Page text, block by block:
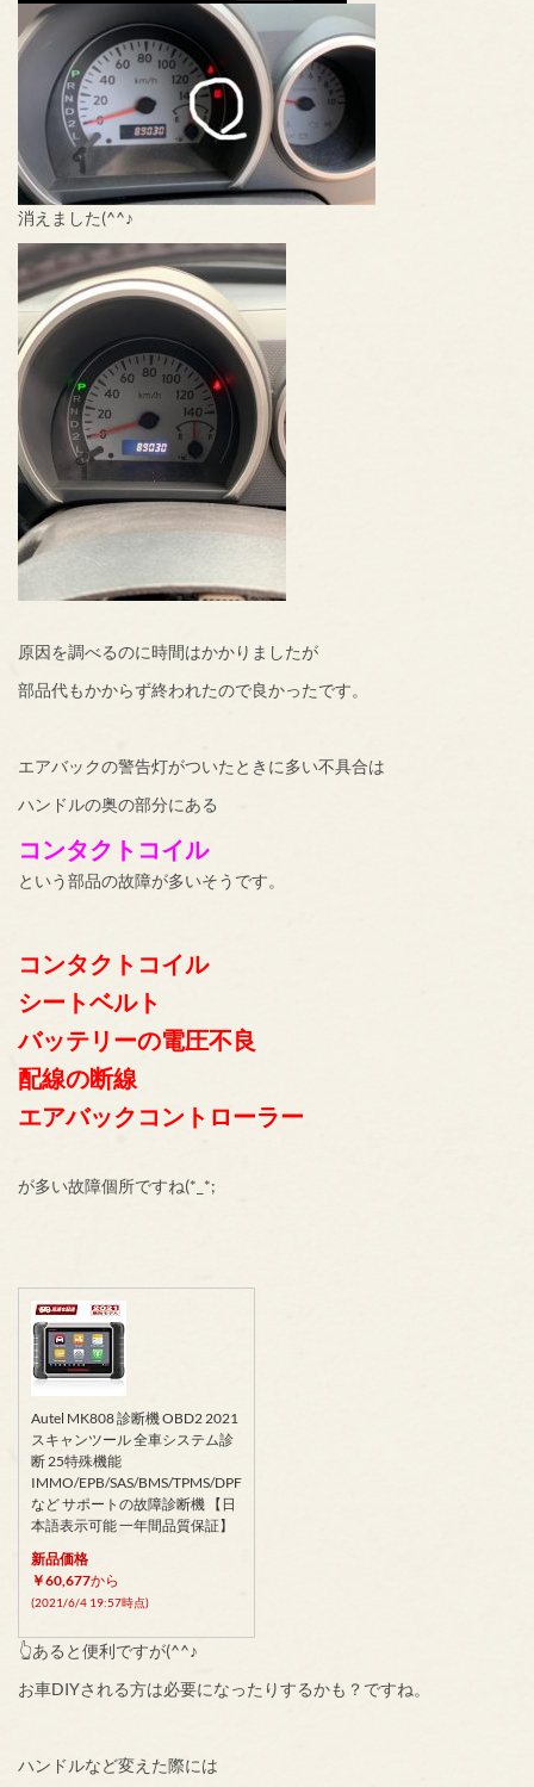
消えました(^^♪
原因を調べるのに時間はかかりましたが
部品代もかからず終われたので良かったです。
エアバックの警告灯がついたときに多い不具合は
ハンドルの奥の部分にある
コンタクトコイル
という部品の故障が多いそうです。
コンタクトコイル
シートベルト
バッテリーの電圧不良
配線の断線
エアバックコントローラー
が多い故障個所ですね(*_*;
Autel MK808 診断機 OBD2 2021
スキャンツール 全車システム診
断 25特殊機能
IMMO/EPB/SAS/BMS/TPMS/DPF
など サポートの故障診断機 【日
本語表示可能 一年間品質保証】
新品価格
￥60,677から
(2021/6/4 19:57時点)
👆あると便利ですが(^^♪
お車DIYされる方は必要になったりするかも？ですね。
ハンドルなど変えた際には